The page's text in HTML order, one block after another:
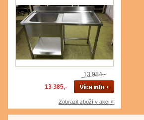
13 984,-
13 385,-
Zobrazit zboží v akci »